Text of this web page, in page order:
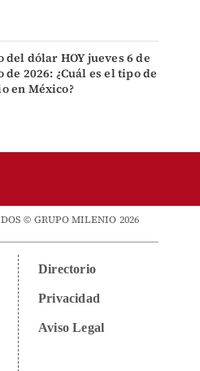
del dólar HOY jueves 6 de
de 2026: ¿Cuál es el tipo de
en México?
© GRUPO MILENIO 2026
Directorio
Privacidad
Aviso Legal